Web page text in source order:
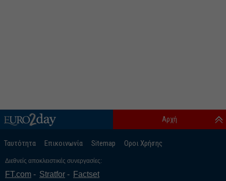
Ταυτότητα Επικοινωνία Sitemap Οροι Χρήσης
Αρχή
Διεθνείς αποκλειστικές συνεργασίες:
FT.com Stratfor Factset